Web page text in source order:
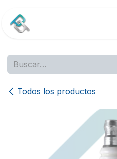
Todos los productos